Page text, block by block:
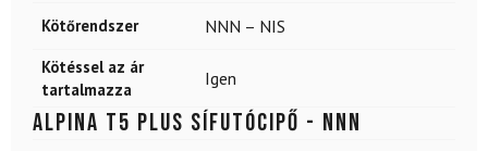
Kötőrendszer NNN – NIS
Kötéssel az ár
tartalmazza
Igen
ALPINA T5 Plus sífutócipő - NNN